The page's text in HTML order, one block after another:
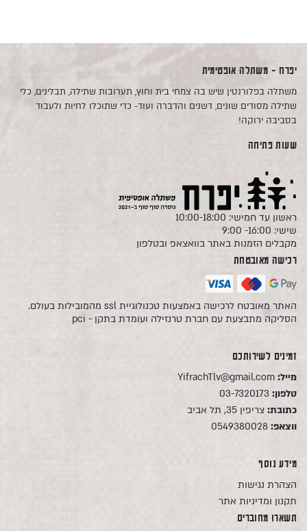
יפרח - משתלה אופטימית
משתלה בפלורנטין שיש בה צמחי בית וחוץ, תערובות שתילה, תבלינים, כלי
שתילה מסודים שונים, דשנים והדברה ועוד- כדי שתוכלו לחיות ולעבוד
בסביבה ירוקה!
שעות פתיחה
ראשון עד חמישי: 10:00-18:00
שישי: 16:00- 9:00
מקבלים הזמנות באתר בוואצאפ ובטלפון
רכישה מאובטחת
האתר מאובטח לרכישה באמצעות טכנולוגיית ssl מהמובילות בעולם.
הסליקה מתבצעת עם חברת טרנזילה ועומדת בתקן - pci
זמינים לשירותכם
מייל: YifrachTlv@gmail.com
טלפון: 03-7320173
כתובת: צריפין 35, תל אביב
ווצאפ: 0549380028
מידע נוסף
הצהרת נגישות
תקנון ומדיניות אתר
תשארו מחוברים